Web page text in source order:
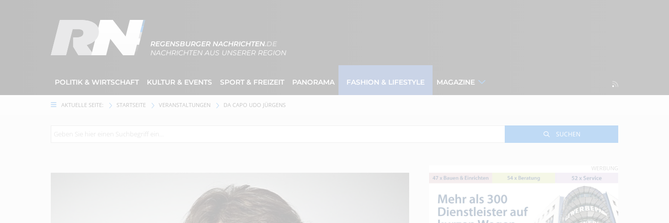
REGENSBURGER NACHRICHTEN.DE
NACHRICHTEN AUS UNSERER REGION
POLITIK & WIRTSCHAFT KULTUR & EVENTS SPORT & FREIZEIT PANORAMA FASHION & LIFESTYLE MAGAZINE
AKTUELLE SEITE: STARTSEITE VERANSTALTUNGEN DA CAPO UDO JÜRGENS
SUCHEN
WERBUNG